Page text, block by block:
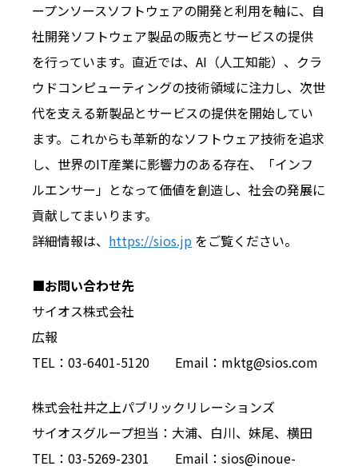
ープンソースソフトウェアの開発と利用を軸に、自
社開発ソフトウェア製品の販売とサービスの提供
を行っています。直近では、AI（人工知能）、クラ
ウドコンピューティングの技術領域に注力し、次世
代を支える新製品とサービスの提供を開始してい
ます。これからも革新的なソフトウェア技術を追求
し、世界のIT産業に影響力のある存在、「インフ
ルエンサー」となって価値を創造し、社会の発展に
貢献してまいります。
詳細情報は、 https://sios.jp をご覧ください。
■お問い合わせ先
サイオス株式会社
広報
TEL：03-6401-5120 Email：mktg@sios.com
株式会社井之上パブリックリレーションズ
サイオスグループ担当：大浦、白川、妹尾、横田
TEL：03-5269-2301 Email：sios@inoue-